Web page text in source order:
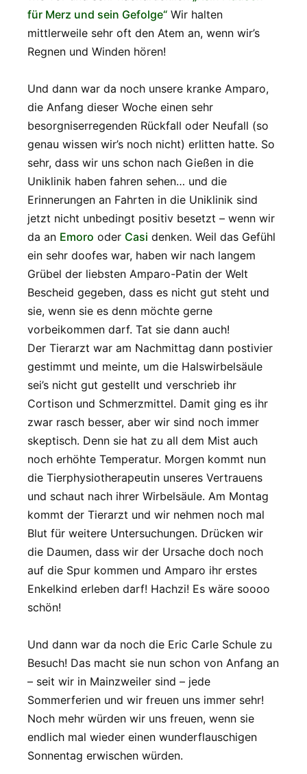
für Merz und sein Gefolge“ Wir halten
mittlerweile sehr oft den Atem an, wenn wir’s
Regnen und Winden hören!
Und dann war da noch unsere kranke Amparo,
die Anfang dieser Woche einen sehr
besorgniserregenden Rückfall oder Neufall (so
genau wissen wir’s noch nicht) erlitten hatte. So
sehr, dass wir uns schon nach Gießen in die
Uniklinik haben fahren sehen… und die
Erinnerungen an Fahrten in die Uniklinik sind
jetzt nicht unbedingt positiv besetzt – wenn wir
da an Emoro oder Casi denken. Weil das Gefühl
ein sehr doofes war, haben wir nach langem
Grübel der liebsten Amparo-Patin der Welt
Bescheid gegeben, dass es nicht gut steht und
sie, wenn sie es denn möchte gerne
vorbeikommen darf. Tat sie dann auch!
Der Tierarzt war am Nachmittag dann postivier
gestimmt und meinte, um die Halswirbelsäule
sei’s nicht gut gestellt und verschrieb ihr
Cortison und Schmerzmittel. Damit ging es ihr
zwar rasch besser, aber wir sind noch immer
skeptisch. Denn sie hat zu all dem Mist auch
noch erhöhte Temperatur. Morgen kommt nun
die Tierphysiotherapeutin unseres Vertrauens
und schaut nach ihrer Wirbelsäule. Am Montag
kommt der Tierarzt und wir nehmen noch mal
Blut für weitere Untersuchungen. Drücken wir
die Daumen, dass wir der Ursache doch noch
auf die Spur kommen und Amparo ihr erstes
Enkelkind erleben darf! Hachzi! Es wäre soooo
schön!
Und dann war da noch die Eric Carle Schule zu
Besuch! Das macht sie nun schon von Anfang an
– seit wir in Mainzweiler sind – jede
Sommerferien und wir freuen uns immer sehr!
Noch mehr würden wir uns freuen, wenn sie
endlich mal wieder einen wunderflauschigen
Sonnentag erwischen würden.